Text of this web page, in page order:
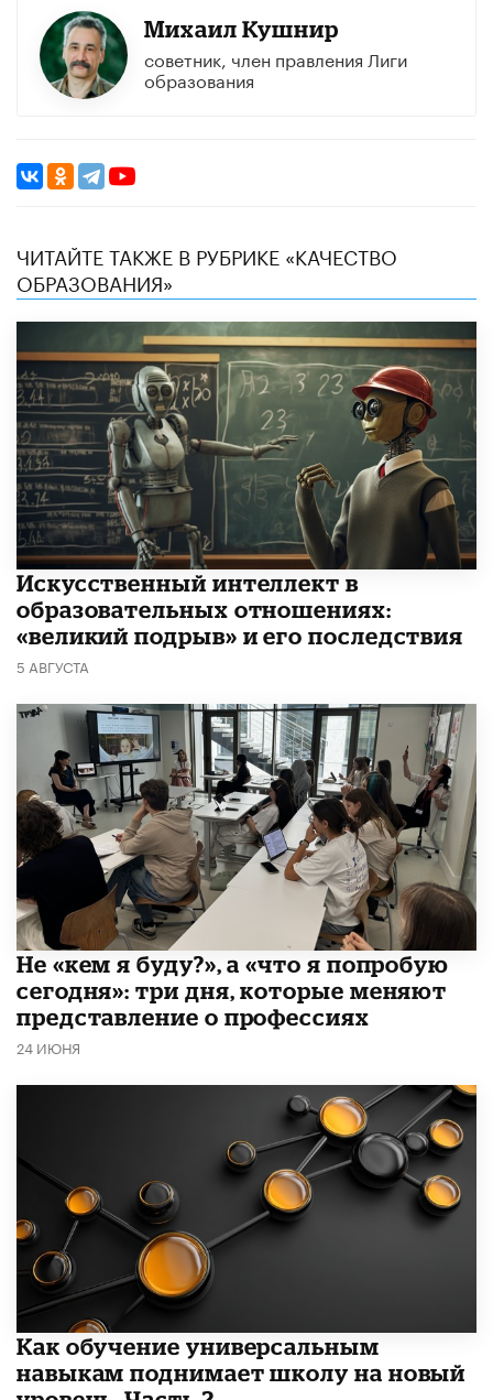
Михаил Кушнир
советник, член правления Лиги
образования
ЧИТАЙТЕ ТАКЖЕ В РУБРИКЕ «КАЧЕСТВО
ОБРАЗОВАНИЯ»
​Искусственный интеллект в
образовательных отношениях:
«великий подрыв» и его последствия
5 АВГУСТА
Не «кем я буду?», а «что я попробую
сегодня»: три дня, которые меняют
представление о профессиях
24 ИЮНЯ
​Как обучение универсальным
навыкам поднимает школу на новый